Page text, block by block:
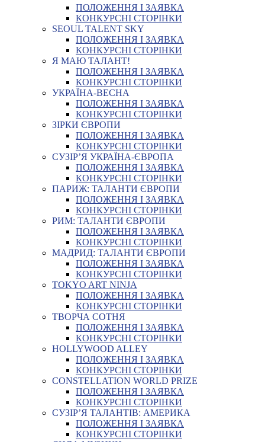
ПОЛОЖЕННЯ І ЗАЯВКА
КОНКУРСНІ СТОРІНКИ
SEOUL TALENT SKY
ПОЛОЖЕННЯ І ЗАЯВКА
КОНКУРСНІ СТОРІНКИ
Я МАЮ ТАЛАНТ!
ПОЛОЖЕННЯ І ЗАЯВКА
КОНКУРСНІ СТОРІНКИ
УКРАЇНА-ВЕСНА
ПОЛОЖЕННЯ І ЗАЯВКА
КОНКУРСНІ СТОРІНКИ
ЗІРКИ ЄВРОПИ
ПОЛОЖЕННЯ І ЗАЯВКА
КОНКУРСНІ СТОРІНКИ
СУЗІР’Я УКРАЇНА-ЄВРОПА
ПОЛОЖЕННЯ І ЗАЯВКА
КОНКУРСНІ СТОРІНКИ
ПАРИЖ: ТАЛАНТИ ЄВРОПИ
ПОЛОЖЕННЯ І ЗАЯВКА
КОНКУРСНІ СТОРІНКИ
РИМ: ТАЛАНТИ ЄВРОПИ
ПОЛОЖЕННЯ І ЗАЯВКА
КОНКУРСНІ СТОРІНКИ
МАДРИД: ТАЛАНТИ ЄВРОПИ
ПОЛОЖЕННЯ І ЗАЯВКА
КОНКУРСНІ СТОРІНКИ
TOKYO ART NINJA
ПОЛОЖЕННЯ І ЗАЯВКА
КОНКУРСНІ СТОРІНКИ
ТВОРЧА СОТНЯ
ПОЛОЖЕННЯ І ЗАЯВКА
КОНКУРСНІ СТОРІНКИ
HOLLYWOOD ALLEY
ПОЛОЖЕННЯ І ЗАЯВКА
КОНКУРСНІ СТОРІНКИ
CONSTELLATION WORLD PRIZE
ПОЛОЖЕННЯ І ЗАЯВКА
КОНКУРСНІ СТОРІНКИ
СУЗІР’Я ТАЛАНТІВ: АМЕРИКА
ПОЛОЖЕННЯ І ЗАЯВКА
КОНКУРСНІ СТОРІНКИ